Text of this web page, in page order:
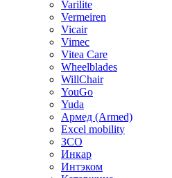
Varilite
Vermeiren
Vicair
Vimec
Vitea Care
Wheelblades
WillChair
YouGo
Yuda
Армед (Armed)
Еxcel mobility
ЗСО
Инкар
Интэком